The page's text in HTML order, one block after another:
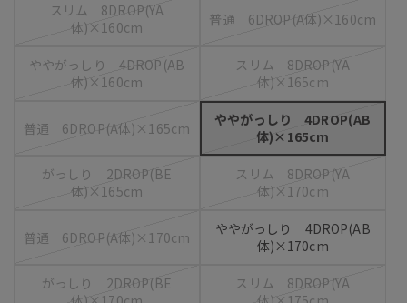
スリム 8DROP(YA
体)×160cm
普通 6DROP(A体)×160cm
ややがっしり 4DROP(AB
体)×160cm
スリム 8DROP(YA
体)×165cm
普通 6DROP(A体)×165cm
ややがっしり 4DROP(AB
体)×165cm
がっしり 2DROP(BE
体)×165cm
スリム 8DROP(YA
体)×170cm
普通 6DROP(A体)×170cm
ややがっしり 4DROP(AB
体)×170cm
がっしり 2DROP(BE
スリム 8DROP(YA